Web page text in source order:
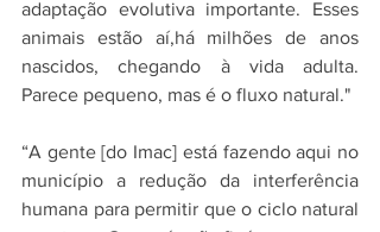
adaptação evolutiva importante. Esses
animais estão aí,há milhões de anos
nascidos, chegando à vida adulta.
Parece pequeno, mas é o fluxo natural."
“A gente [do Imac] está fazendo aqui no
município a redução da interferência
humana para permitir que o ciclo natural